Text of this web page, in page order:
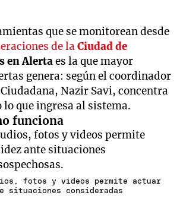
que se monitorean desde
de laCiudad de
en Alertaes la que mayor
genera: según el coordinador
Nazir Savi, concentra
lo que ingresa al sistema.
funciona
fotos y videos permite actuar
situaciones consideradas